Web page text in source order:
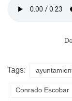
Tags:
Conrado Escobar